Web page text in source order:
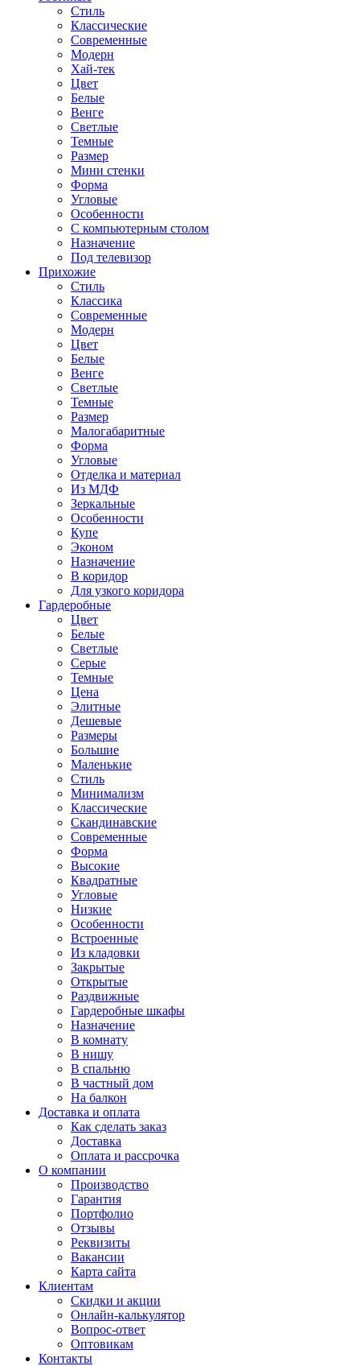
Стиль
Классические
Современные
Модерн
Хай-тек
Цвет
Белые
Венге
Светлые
Темные
Размер
Мини стенки
Форма
Угловые
Особенности
С компьютерным столом
Назначение
Под телевизор
Прихожие
Стиль
Классика
Современные
Модерн
Цвет
Белые
Венге
Светлые
Темные
Размер
Малогабаритные
Форма
Угловые
Отделка и материал
Из МДФ
Зеркальные
Особенности
Купе
Эконом
Назначение
В коридор
Для узкого коридора
Гардеробные
Цвет
Белые
Светлые
Серые
Темные
Цена
Элитные
Дешевые
Размеры
Большие
Маленькие
Стиль
Минимализм
Классические
Скандинавские
Современные
Форма
Высокие
Квадратные
Угловые
Низкие
Особенности
Встроенные
Из кладовки
Закрытые
Открытые
Раздвижные
Гардеробные шкафы
Назначение
В комнату
В нишу
В спальню
В частный дом
На балкон
Доставка и оплата
Как сделать заказ
Доставка
Оплата и рассрочка
О компании
Производство
Гарантия
Портфолио
Отзывы
Реквизиты
Вакансии
Карта сайта
Клиентам
Скидки и акции
Онлайн-калькулятор
Вопрос-ответ
Оптовикам
Контакты